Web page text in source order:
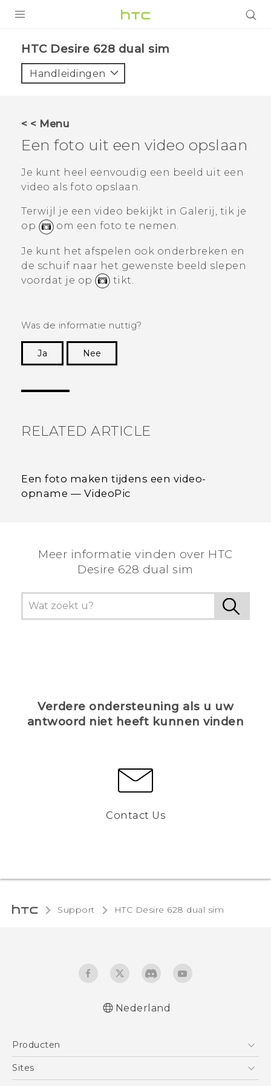
VIVE
HTC Club
SUPPORT
HTC-apparaten & -accessoires
VIVERSE
HTC Desire 628 dual sim‎
Handleidingen
< < Menu
Een foto uit een video opslaan
Je kunt heel eenvoudig een beeld uit een
video als foto opslaan.
Terwijl je een video bekijkt in Galerij , tik je
op
om een foto te nemen.
Je kunt het afspelen ook onderbreken en
de schuif naar het gewenste beeld slepen
voordat je op
tikt.
Was de informatie nuttig?
Ja
Nee
RELATED ARTICLE
Een foto maken tijdens een video-
opname — VideoPic
Meer informatie vinden over HTC
Desire 628 dual sim
Verdere ondersteuning als u uw
antwoord niet heeft kunnen vinden
Contact Us
Support HTC Desire 628 dual sim‎
Nederlands - Gebruikershandleiding
wettelijke voorschriften
Nederland
Producten
Telefoons
Sites